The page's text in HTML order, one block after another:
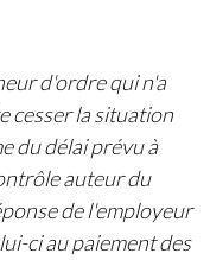
d'ordre qui n'a
cesser la situation
du délai prévu à
auteur du
de l'employeur
ci au paiement des